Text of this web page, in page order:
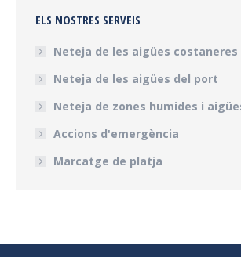
ELS NOSTRES SERVEIS
Neteja de les aigües costaneres
Neteja de les aigües del port
Neteja de zones humides i
Accions d'emergència
Marcatge de platja